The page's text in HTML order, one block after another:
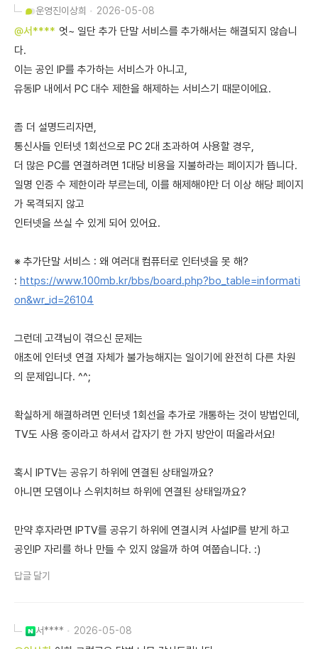
운영진이상희 2026-05-08
@서**** 엇~ 일단 추가 단말 서비스를 추가해서는 해결되지 않습니
다.
이는 공인 IP를 추가하는 서비스가 아니고,
유동IP 내에서 PC 대수 제한을 해제하는 서비스기 때문이에요.
좀 더 설명드리자면,
통신사들 인터넷 1회선으로 PC 2대 초과하여 사용할 경우,
더 많은 PC를 연결하려면 1대당 비용을 지불하라는 페이지가 뜹니다.
일명 인증 수 제한이라 부르는데, 이를 해제해야만 더 이상 해당 페이지
가 목격되지 않고
인터넷을 쓰실 수 있게 되어 있어요.
※ 추가단말 서비스 : 왜 여러대 컴퓨터로 인터넷을 못 해?
: https://www.100mb.kr/bbs/board.php?bo_table=informati
on&wr_id=26104
그런데 고객님이 겪으신 문제는
애초에 인터넷 연결 자체가 불가능해지는 일이기에 완전히 다른 차원
의 문제입니다. ^^;
확실하게 해결하려면 인터넷 1회선을 추가로 개통하는 것이 방법인데,
TV도 사용 중이라고 하셔서 갑자기 한 가지 방안이 떠올라서요!
혹시 IPTV는 공유기 하위에 연결된 상태일까요?
아니면 모뎀이나 스위치허브 하위에 연결된 상태일까요?
만약 후자라면 IPTV를 공유기 하위에 연결시켜 사설IP를 받게 하고
공인IP 자리를 하나 만들 수 있지 않을까 하여 여쭙습니다. :)
답글 달기
서**** 2026-05-08